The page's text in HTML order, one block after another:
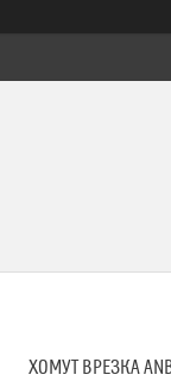
ХОМУТ ВРЕЗКА